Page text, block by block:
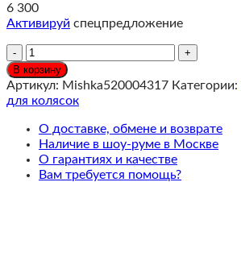
6 300
Активируй спецпредложение
Количество
Cybex
Зонтик
для
Priam,
Mios,
Balios,
Talos,
В корзину
Артикул: Mishka520004317 Категории:
для колясок
О доставке, обмене и возврате
Наличие в шоу-руме в Москве
О гарантиях и качестве
Вам требуется помощь?